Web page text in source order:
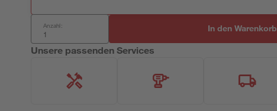
Anzahl: In den Warenkorb
Unsere passenden Services